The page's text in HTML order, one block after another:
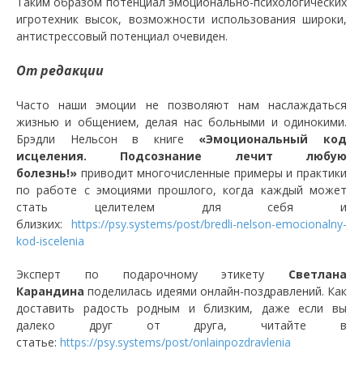
игротехник высок, возможности использования широки,
антистрессовый потенциал очевиден.
От редакции
Часто наши эмоции не позволяют нам наслаждаться
жизнью и общением, делая нас больными и одинокими.
Брэдли Нельсон в книге «Эмоциональный код
исцеления. Подсознание лечит любую
болезнь!» приводит многочисленные примеры и практики
по работе с эмоциями прошлого, когда каждый может
стать целителем для себя и
близких: https://psy.systems/post/bredli-nelson-emocionalny-
kod-iscelenia
Эксперт по подарочному этикету Светлана
Карандина поделилась идеями онлайн-поздравлений. Как
доставить радость родным и близким, даже если вы
далеко друг от друга, читайте в
статье: https://psy.systems/post/onlainpozdravlenia